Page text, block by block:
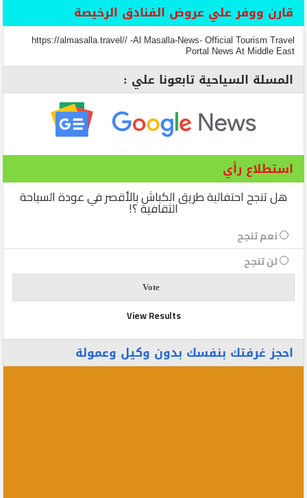
قارن ووفر علي عروض الفنادق الرخيصة
https://almasalla.travel// -Al Masalla-News- Official Tourism Travel
Portal News At Middle East
المسلة السياحية تابعونا علي :
استطلاع رأي
هل تنجح احتفالية طريق الكباش بالأقصر في عودة السياحة
الثقافية ؟!
نعم تنجح
لن تنجح
View Results
احجز غرفتك بنفسك بدون وكيل وعمولة